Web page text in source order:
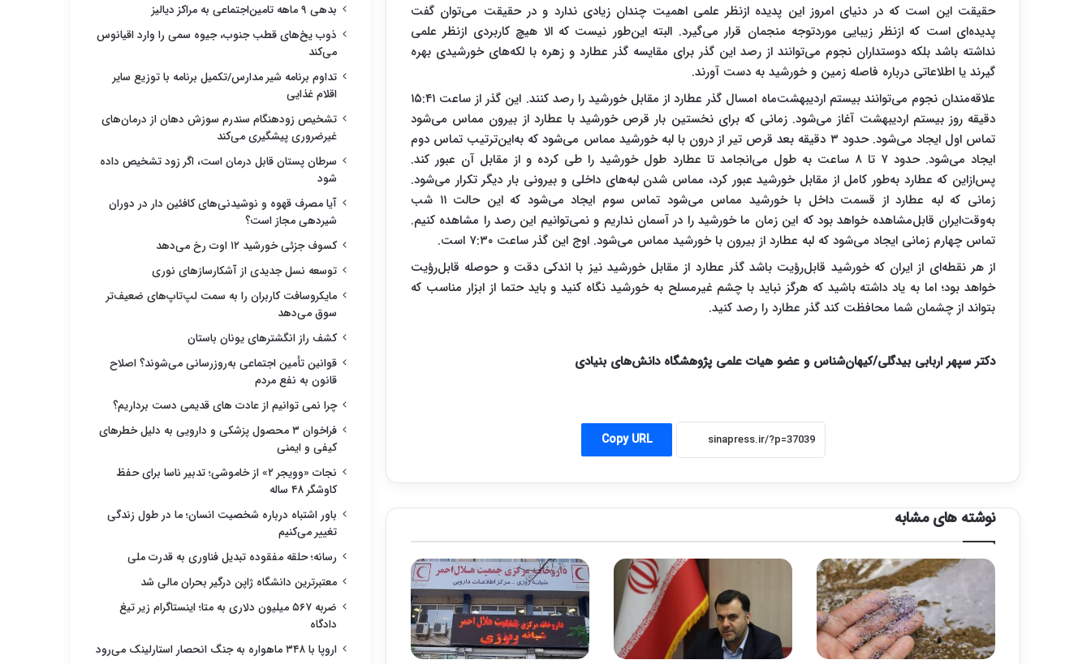
حقیقت این است که در دنیای امروز این پدیده ازنظر علمی اهمیت چندان زیادی ندارد و در حقیقت می‌توان گفت
پدیده‌ای است که ازنظر زیبایی موردتوجه منجمان قرار می‌گیرد. البته این‌طور نیست که الا هیچ کاربردی ازنظر علمی
نداشته باشد بلکه دوستداران نجوم می‌توانند از رصد این گذر برای مقایسه گذر عطارد و زهره با لکه‌های خورشیدی بهره
گیرند یا اطلاعاتی درباره فاصله زمین و خورشید به دست آورند.
علاقه‌مندان نجوم می‌توانند بیستم اردیبهشت‌ماه امسال گذر عطارد از مقابل خورشید را رصد کنند. این گذر از ساعت ۱۵:۴۱
دقیقه روز بیستم اردیبهشت آغاز می‌شود. زمانی که برای نخستین بار قرص خورشید با عطارد از بیرون مماس می‌شود
تماس اول ایجاد می‌شود. حدود ۳ دقیقه بعد قرص تیر از درون با لبه خورشید مماس می‌شود که به‌این‌ترتیب تماس دوم
ایجاد می‌شود. حدود ۷ تا ۸ ساعت به طول می‌انجامد تا عطارد طول خورشید را طی کرده و از مقابل آن عبور کند.
پس‌ازاین که عطارد به‌طور کامل از مقابل خورشید عبور کرد، مماس شدن لبه‌های داخلی و بیرونی بار دیگر تکرار می‌شود.
زمانی که لبه عطارد از قسمت داخل با خورشید مماس می‌شود تماس سوم ایجاد می‌شود که این حالت ۱۱ شب
به‌وقت‌ایران قابل‌مشاهده خواهد بود که این زمان ما خورشید را در آسمان نداریم و نمی‌توانیم این رصد را مشاهده کنیم.
تماس چهارم زمانی ایجاد می‌شود که لبه عطارد از بیرون با خورشید مماس می‌شود. اوج این گذر ساعت ۷:۳۰ است.
از هر نقطه‌ای از ایران که خورشید قابل‌رؤیت باشد گذر عطارد از مقابل خورشید نیز با اندکی دقت و حوصله قابل‌رؤیت
خواهد بود؛ اما به یاد داشته باشید که هرگز نباید با چشم غیرمسلح به خورشید نگاه کنید و باید حتما از ابزار مناسب که
بتواند از چشمان شما محافظت کند گذر عطارد را رصد کنید.
دکتر سپهر اربابی بیدگلی/کیهان‌شناس و عضو هیات علمی پژوهشگاه دانش‌های بنیادی
Copy URL
نوشته های مشابه
بدهی ۹ ماهه تامین‌اجتماعی به مراکز دیالیز
ذوب یخ‌های قطب جنوب، جیوه سمی را وارد اقیانوس
می‌کند
تداوم برنامه شیر مدارس/تکمیل برنامه با توزیع سایر
اقلام غذایی
تشخیص زودهنگام سندرم سوزش دهان از درمان‌های
غیرضروری پیشگیری می‌کند
سرطان پستان قابل درمان است، اگر زود تشخیص داده
شود
آیا مصرف قهوه و نوشیدنی‌های کافئین دار در دوران
شیردهی مجاز است؟
کسوف جزئی خورشید ۱۲ اوت رخ می‌دهد
توسعه نسل جدیدی از آشکارسازهای نوری
مایکروسافت کاربران را به سمت لپ‌تاپ‌های ضعیف‌تر
سوق می‌دهد
کشف راز انگشترهای یونان باستان
قوانین تأمین اجتماعی به‌روزرسانی می‌شوند؟ اصلاح
قانون به نفع مردم
چرا نمی توانیم از عادت های قدیمی دست برداریم؟
فراخوان ۳ محصول پزشکی و دارویی به دلیل خطرهای
کیفی و ایمنی
نجات «وویجر ۲» از خاموشی؛ تدبیر ناسا برای حفظ
کاوشگر ۴۸ ساله
باور اشتباه درباره شخصیت انسان؛ ما در طول زندگی
تغییر می‌کنیم
رسانه؛ حلقه مفقوده تبدیل فناوری به قدرت ملی
معتبرترین دانشگاه ژاپن درگیر بحران مالی شد
ضربه ۵۶۷ میلیون دلاری به متا؛ اینستاگرام زیر تیغ
دادگاه
اروپا با ۳۴۸ ماهواره به جنگ انحصار استارلینک می‌رود